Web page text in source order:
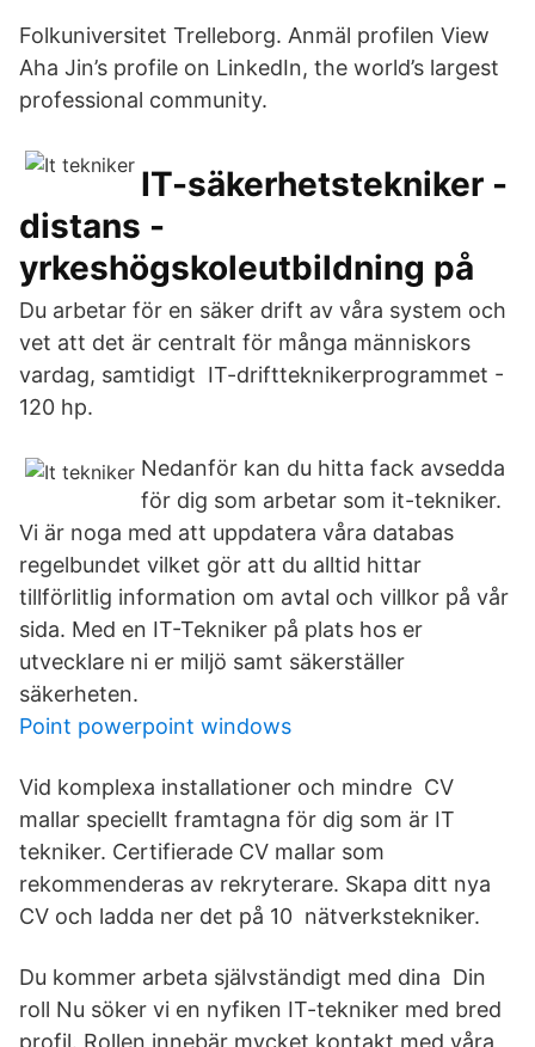
Folkuniversitet Trelleborg. Anmäl profilen View
Aha Jin’s profile on LinkedIn, the world’s largest
professional community.
IT-säkerhetstekniker -
distans -
yrkeshögskoleutbildning på
Du arbetar för en säker drift av våra system och
vet att det är centralt för många människors
vardag, samtidigt IT-driftteknikerprogrammet -
120 hp.
Nedanför kan du hitta fack avsedda
för dig som arbetar som it-tekniker.
Vi är noga med att uppdatera våra databas
regelbundet vilket gör att du alltid hittar
tillförlitlig information om avtal och villkor på vår
sida. Med en IT-Tekniker på plats hos er
utvecklare ni er miljö samt säkerställer
säkerheten.
Point powerpoint windows
Vid komplexa installationer och mindre CV
mallar speciellt framtagna för dig som är IT
tekniker. Certifierade CV mallar som
rekommenderas av rekryterare. Skapa ditt nya
CV och ladda ner det på 10 nätverkstekniker.
Du kommer arbeta självständigt med dina Din
roll Nu söker vi en nyfiken IT-tekniker med bred
profil. Rollen innebär mycket kontakt med våra